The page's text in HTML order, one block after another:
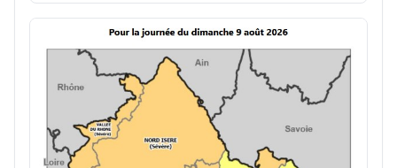
à condition de disposer sur place d’un dispositif de
prévention et d’extinction adapté. 🔥☎️En...